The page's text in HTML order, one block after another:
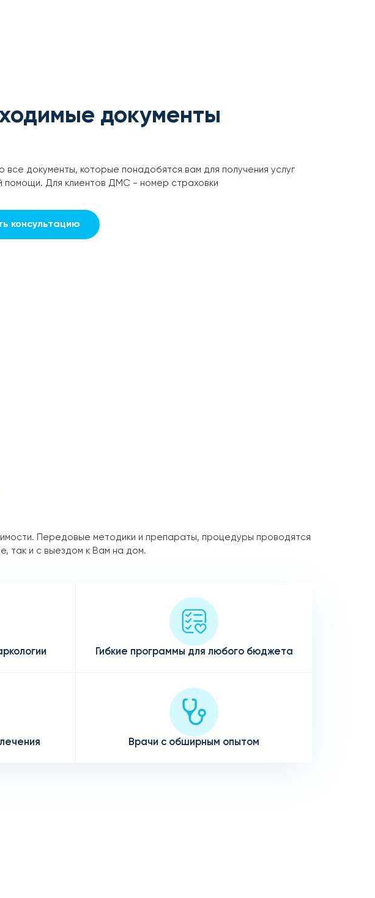
документы
все документы, которые понадобятся вам для получения услуг
помощи. Для клиентов ДМС - номер страховки
консультацию
Передовые методики и препараты, процедуры проводятся
так и с выездом к Вам на дом.
Гибкие программы для любого бюджета
Врачи с обширным опытом